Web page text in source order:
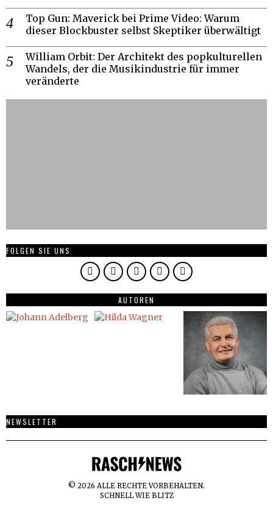
Top Gun: Maverick bei Prime Video: Warum
dieser Blockbuster selbst Skeptiker überwältigt
William Orbit: Der Architekt des popkulturellen
Wandels, der die Musikindustrie für immer
veränderte
FOLGEN SIE UNS
AUTOREN
NEWSLETTER
© 2026 ALLE RECHTE VORBEHALTEN.
SCHNELL WIE BLITZ